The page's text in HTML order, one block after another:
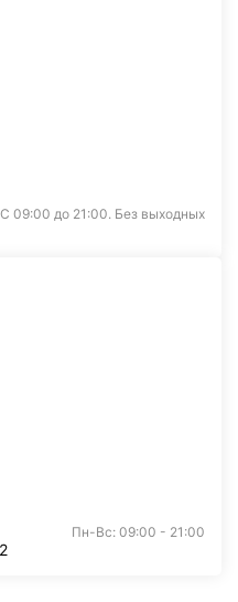
С 09:00 до 21:00. Без выходных
Пн-Вс: 09:00 - 21:00